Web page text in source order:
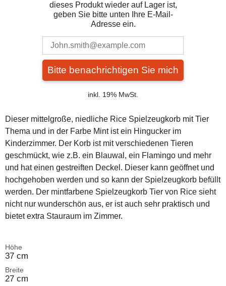
dieses Produkt wieder auf Lager ist,
geben Sie bitte unten Ihre E-Mail-
Adresse ein.
Bitte benachrichtigen Sie mich
inkl. 19% MwSt.
Dieser mittelgroße, niedliche Rice Spielzeugkorb mit Tier
Thema und in der Farbe Mint ist ein Hingucker im
Kinderzimmer. Der Korb ist mit verschiedenen Tieren
geschmückt, wie z.B. ein Blauwal, ein Flamingo und mehr
und hat einen gestreiften Deckel. Dieser kann geöffnet und
hochgehoben werden und so kann der Spielzeugkorb befüllt
werden. Der mintfarbene Spielzeugkorb Tier von Rice sieht
nicht nur wunderschön aus, er ist auch sehr praktisch und
bietet extra Stauraum im Zimmer.
Höhe
37 cm
Breite
27 cm